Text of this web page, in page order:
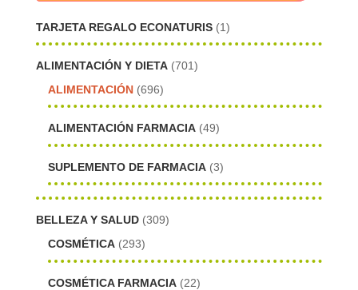
TARJETA REGALO ECONATURIS (1)
ALIMENTACIÓN Y DIETA (701)
ALIMENTACIÓN (696)
ALIMENTACIÓN FARMACIA (49)
SUPLEMENTO DE FARMACIA (3)
BELLEZA Y SALUD (309)
COSMÉTICA (293)
COSMÉTICA FARMACIA (22)